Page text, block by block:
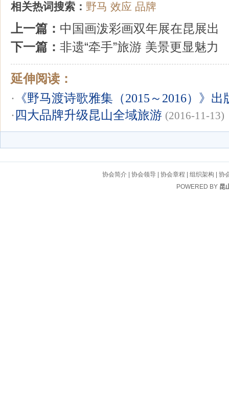
相关热词搜索： 野马 效应 品牌
上一篇： 中国画泼彩画双年展在昆展出
下一篇： 非遗“牵手”旅游 美景更显魅力
延伸阅读：
· 《野马渡诗歌雅集（2015～2016）》出
· 四大品牌升级昆山全域旅游 (2016-11-13)
协会简介 |协会领导 |协会章程 |组织架构 |协
POWERED BY 昆